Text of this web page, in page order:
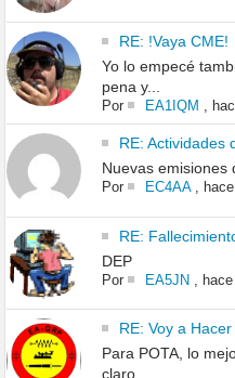
RE: !Vaya CME!
Yo lo empecé
pena y...
Por EA1IQM
RE: Actividades
Nuevas emisiones
Por EC4AA,
RE:
DEP
Por EA5JN,
RE: Voy a
Para POTA, lo
claro, ...